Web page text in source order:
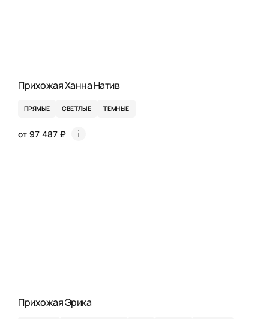
Прихожая Ханна Натив
ПРЯМЫЕ СВЕТЛЫЕ ТЕМНЫЕ
от 97 487 ₽
Прихожая Эрика